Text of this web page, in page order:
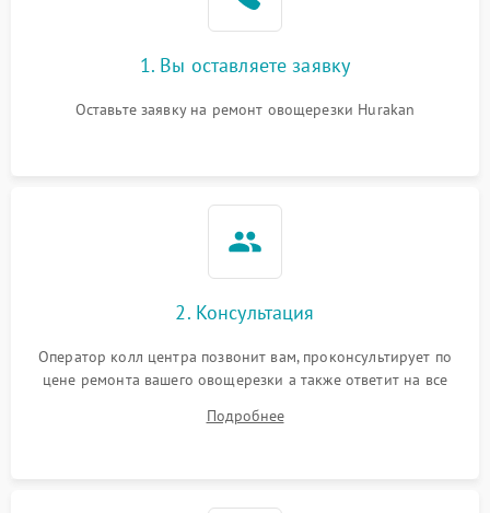
1. Вы оставляете заявку
Оставьте заявку на ремонт овощерезки Hurakan
2. Консультация
Оператор колл центра позвонит вам, проконсультирует по
цене ремонта вашего овощерезки а также ответит на все
Подробнее